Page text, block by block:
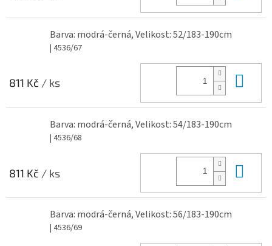
Barva: modrá-černá, Velikost: 52/183-190cm
| 4536/67
811 Kč / ks
Barva: modrá-černá, Velikost: 54/183-190cm
| 4536/68
811 Kč / ks
Barva: modrá-černá, Velikost: 56/183-190cm
| 4536/69